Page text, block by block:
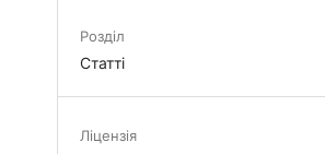
Розділ
Статті
Ліцензія